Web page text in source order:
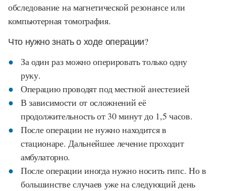
обследование на магнетической резонансе или
компьютерная томография.
Что нужно знать о ходе операции?
За один раз можно оперировать только одну
руку.
Операцию проводят под местной анестезией
В зависимости от осложнений её
продолжительность от 30 минут до 1,5 часов.
После операции не нужно находится в
стационаре. Дальнейшее лечение проходит
амбулаторно.
После операции иногда нужно носить гипс. Но в
большинстве случаев уже на следующий день